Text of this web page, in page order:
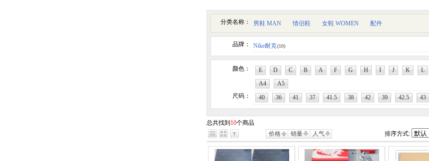
分类名称： 男鞋 MAN 情侣鞋 女鞋 WOMEN 配件
品牌： Nike耐克(10)
颜色： E D C B A F G H I J K L
A4
A5
尺码：
40 36 41 37 41.5 38 42 39 42.5 43
总共找到 10个商品
价格
销量 人气 排序方式: